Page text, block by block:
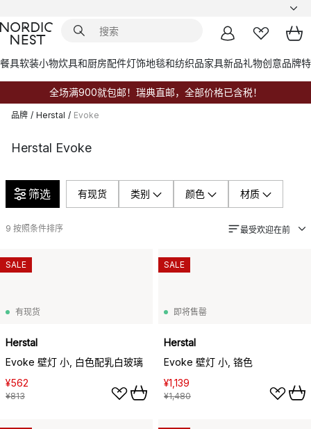
餐具软装小物炊具和厨房配件灯饰地毯和纺织品家具新品礼物创意品牌
全场满900就包邮！瑞典直邮，全部价格已含税！
品牌 / Herstal / Evoke
Herstal Evoke
筛选 有现货 类别 颜色 材质
9 按照条件排序 最受欢迎在前
有现货
Herstal
Evoke 壁灯 小, 白色配乳白玻璃
¥562
¥813
SALE
即将售罄
Herstal
Evoke 壁灯 小, 铬色
¥1,139
¥1,480
SALE